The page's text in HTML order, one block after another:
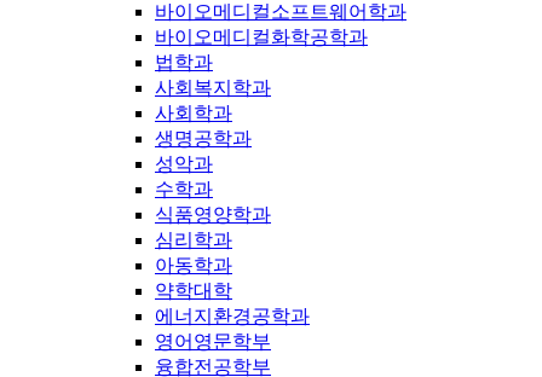
바이오메디컬소프트웨어학과
바이오메디컬화학공학과
법학과
사회복지학과
사회학과
생명공학과
성악과
수학과
식품영양학과
심리학과
아동학과
약학대학
에너지환경공학과
영어영문학부
융합전공학부